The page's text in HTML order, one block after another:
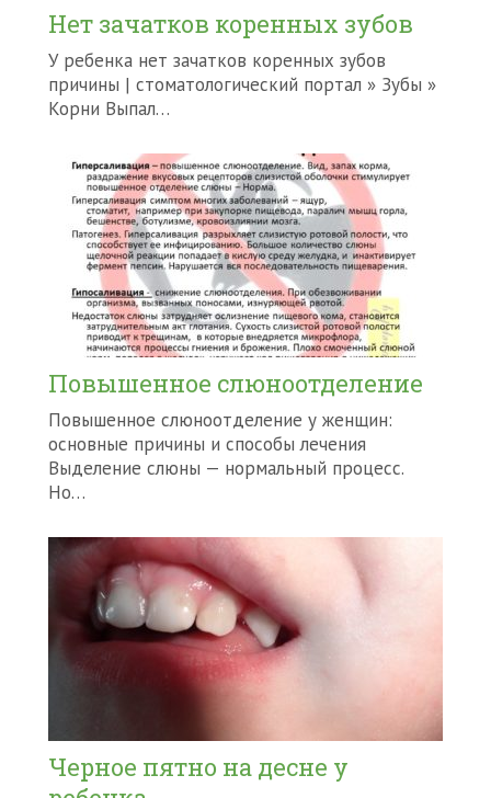
Нет зачатков коренных зубов
У ребенка нет зачатков коренных зубов
причины | стоматологический портал » Зубы »
Корни Выпал…
Повышенное слюноотделение
Повышенное слюноотделение у женщин:
основные причины и способы лечения
Выделение слюны — нормальный процесс.
Но…
Черное пятно на десне у